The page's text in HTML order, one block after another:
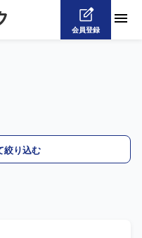
会員登録
絞り込む